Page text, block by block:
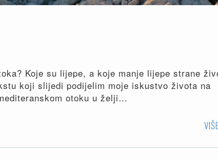
Koje su lijepe, a koje manje lijepe strane
koji slijedi podijelim moje iskustvo života na
otoku u želji…